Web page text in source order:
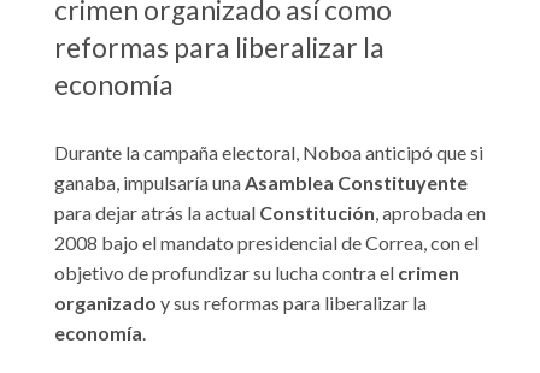
crimen organizado así como
reformas para liberalizar la
economía
Durante la campaña electoral, Noboa anticipó que si
ganaba, impulsaría una Asamblea Constituyente
para dejar atrás la actual Constitución , aprobada en
2008 bajo el mandato presidencial de Correa, con el
objetivo de profundizar su lucha contra el crimen
organizado y sus reformas para liberalizar la
economía